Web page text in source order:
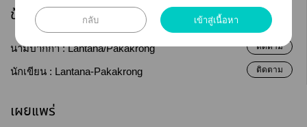
ข้อมูลนักเขียน
นามปากกา :Lantana/Pakakrong ติดตาม
นักเขียน : Lantana-Pakakrong ติดตาม
เผยแพร่
กลับ เข้าสู่เนื้อหา